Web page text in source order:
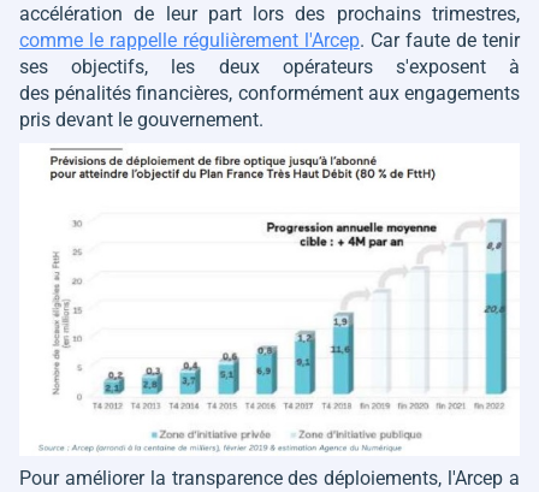
accélération de leur part lors des prochains trimestres,
comme le rappelle régulièrement l'Arcep. Car faute de tenir
ses objectifs, les deux opérateurs s'exposent à
des pénalités financières, conformément aux engagements
pris devant le gouvernement.
Pour améliorer la transparence des déploiements, l'Arcep a